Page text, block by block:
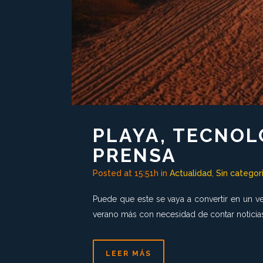
PLAYA,
PRENSA
Posted at 15:51h in Actualidad, Sin
Puede que este se vaya a convertir en un
verano más con necesidad de contar
LEER MÁS